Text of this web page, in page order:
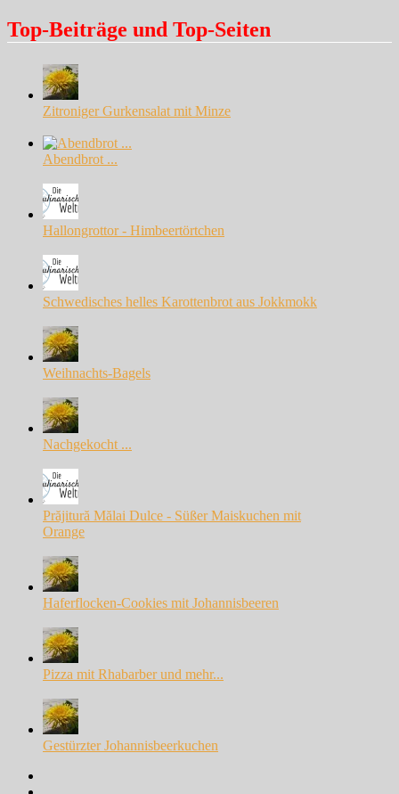
Top-Beiträge und Top-Seiten
Zitroniger Gurkensalat mit Minze
Abendbrot ...
Hallongrottor - Himbeertörtchen
Schwedisches helles Karottenbrot aus Jokkmokk
Weihnachts-Bagels
Nachgekocht ...
Prăjitură Mălai Dulce - Süßer Maiskuchen mit
Orange
Haferflocken-Cookies mit Johannisbeeren
Pizza mit Rhabarber und mehr...
Gestürzter Johannisbeerkuchen